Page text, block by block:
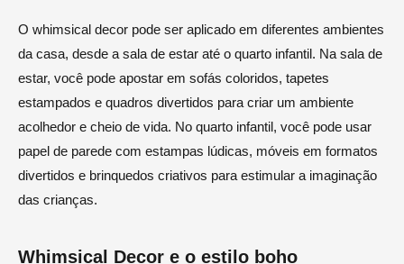
O whimsical decor pode ser aplicado em diferentes ambientes
da casa, desde a sala de estar até o quarto infantil. Na sala de
estar, você pode apostar em sofás coloridos, tapetes
estampados e quadros divertidos para criar um ambiente
acolhedor e cheio de vida. No quarto infantil, você pode usar
papel de parede com estampas lúdicas, móveis em formatos
divertidos e brinquedos criativos para estimular a imaginação
das crianças.
Whimsical Decor e o estilo boho